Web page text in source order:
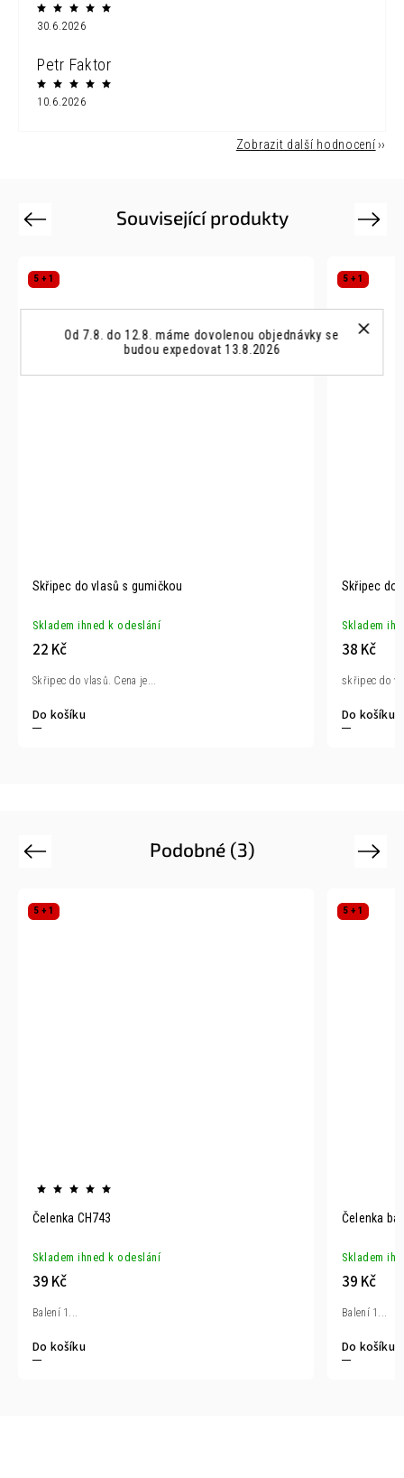
Od 7.8. do 12.8. máme dovolenou objednávky se
budou expedovat 13.8.2026
30.6.2026
Petr Faktor
10.6.2026
Zobrazit další hodnocení
Související produkty
Previous
5 + 1
Skřipec do vlasů s gumičkou
Skladem ihned k odeslání
22 Kč
Do košíku
Skřipec do vlasů. Cena je...
5 + 1
Skřipec do
Skladem
38 Kč
Do košíku
skřipec do
Next
Podobné (3)
Previous
5 + 1
Čelenka CH743
Skladem ihned k odeslání
39 Kč
Do košíku
Balení 1...
5 + 1
Čelenka
Skladem
39 Kč
Do košíku
Balení 1...
Next